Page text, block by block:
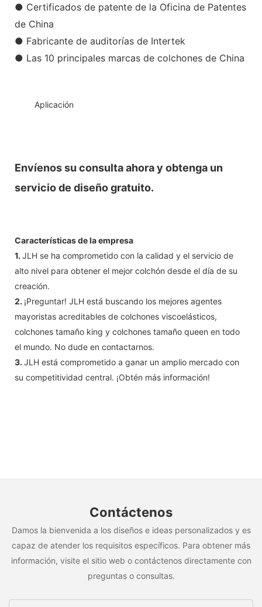
● Certificados de patente de la Oficina de Patentes
de China
● Fabricante de auditorías de Intertek
● Las 10 principales marcas de colchones de China
Aplicación
Envíenos su consulta ahora y obtenga un
servicio de diseño gratuito.
Características de la empresa
1. JLH se ha comprometido con la calidad y el servicio de
alto nivel para obtener el mejor colchón desde el día de su
creación.
2. ¡Preguntar! JLH está buscando los mejores agentes
mayoristas acreditables de colchones viscoelásticos,
colchones tamaño king y colchones tamaño queen en todo
el mundo. No dude en contactarnos.
3. JLH está comprometido a ganar un amplio mercado con
su competitividad central. ¡Obtén más información!
Contáctenos
Damos la bienvenida a los diseños e ideas personalizados y es
capaz de atender los requisitos específicos. Para obtener más
información, visite el sitio web o contáctenos directamente con
preguntas o consultas.